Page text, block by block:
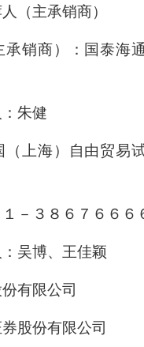
（主承销商）
承销商）：国泰海
朱健
（上海）自由贸易
－３８６７６６６
吴博、王佳颖
有限公司
股份有限公司